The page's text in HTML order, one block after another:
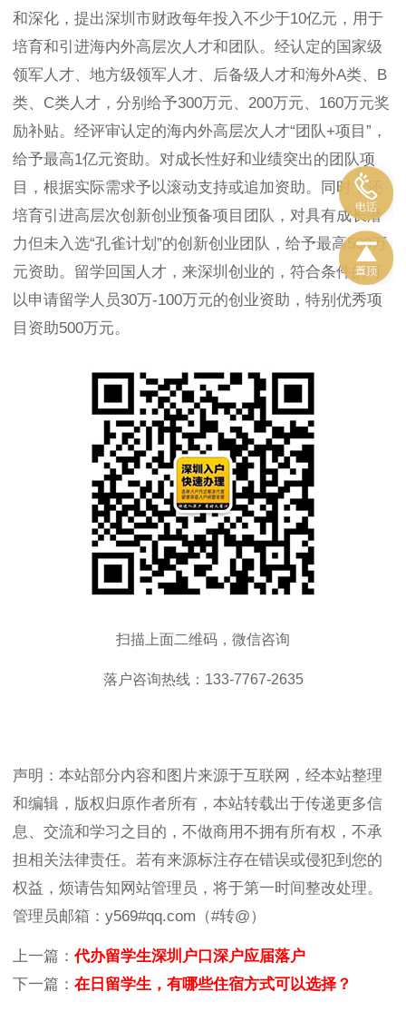
和深化，提出深圳市财政每年投入不少于10亿元，用于
培育和引进海内外高层次人才和团队。经认定的国家级
领军人才、地方级领军人才、后备级人才和海外A类、B
类、C类人才，分别给予300万元、200万元、160万元奖
励补贴。经评审认定的海内外高层次人才“团队+项目”，
给予最高1亿元资助。对成长性好和业绩突出的团队项
目，根据实际需求予以滚动支持或追加资助。同时，还
培育引进高层次创新创业预备项目团队，对具有成长潜
力但未入选“孔雀计划”的创新创业团队，给予最高500万
元资助。留学回国人才，来深圳创业的，符合条件的可
以申请留学人员30万-100万元的创业资助，特别优秀项
目资助500万元。
扫描上面二维码，微信咨询
落户咨询热线：133-7767-2635
声明：本站部分内容和图片来源于互联网，经本站整理
和编辑，版权归原作者所有，本站转载出于传递更多信
息、交流和学习之目的，不做商用不拥有所有权，不承
担相关法律责任。若有来源标注存在错误或侵犯到您的
权益，烦请告知网站管理员，将于第一时间整改处理。
管理员邮箱：y569#qq.com（#转@）
上一篇： 代办留学生深圳户口深户应届落户
下一篇： 在日留学生，有哪些住宿方式可以选择？